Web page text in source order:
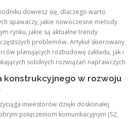
dowiesz się, dlaczego warto
spawaczy, jakie nowoczesne metody
rynku, jakie są aktualne trendy
problemów. Artykuł skierowany
planujących rozbudowę zakładu, jak i
solidnych rozwiązań naprawczych.
konstrukcyjnego w rozwoju
inwestorów dzięki doskonałej
połączeniom komunikacyjnym (S2,